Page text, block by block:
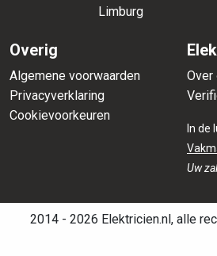
Limburg
Overig
Algemene voorwaarden
Privacyverklaring
Cookievoorkeuren
Over
In de
Uw
2014 - 2026 Elektricien.nl, alle